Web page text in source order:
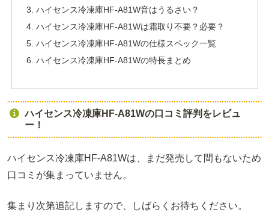
ハイセンス冷凍庫HF-A81W音はうるさい？
ハイセンス冷凍庫HF-A81Wは霜取り不要？必要？
ハイセンス冷凍庫HF-A81Wの仕様スペック一覧
ハイセンス冷凍庫HF-A81Wの特長まとめ
ハイセンス冷凍庫HF-A81Wの口コミ評判をレビュ
ー！
ハイセンス冷凍庫HF-A81Wは、まだ発売して間もないため
口コミが集まっていません。
集まり次第追記しますので、しばらくお待ちください。